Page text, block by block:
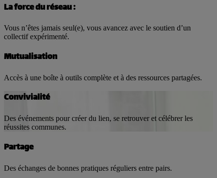
La force du réseau :
Vous n’êtes jamais seul(e), vous avancez avec le soutien d’un
collectif expérimenté.
Mutualisation
Accès à une boîte à outils complète et à des ressources partagées.
Convivialité
Des événements pour créer du lien, se retrouver et célébrer les
réussites communes.
Partage
Des échanges de bonnes pratiques réguliers entre pairs.